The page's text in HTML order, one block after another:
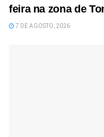
feira na zona de
7 DE AGOSTO, 2026